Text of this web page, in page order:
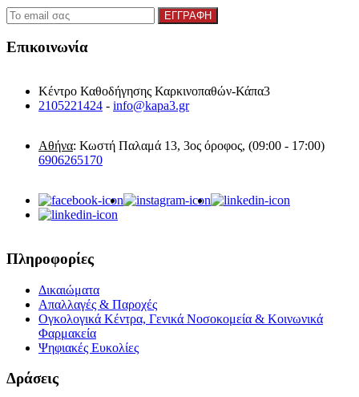
Επικοινωνία
Κέντρο Καθοδήγησης Καρκινοπαθών-Κάπα3
2105221424 - info@kapa3.gr
Αθήνα: Κωστή Παλαμά 13, 3ος όροφος, (09:00 - 17:00)
6906265170
Πληροφορίες
Δικαιώματα
Απαλλαγές & Παροχές
Ογκολογικά Κέντρα, Γενικά Νοσοκομεία & Κοινωνικά
Φαρμακεία
Ψηφιακές Ευκολίες
Δράσεις